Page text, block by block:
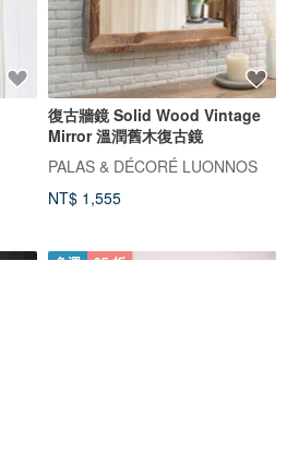
復古牆鏡 Solid Wood Vintage
Mirror 溫潤舊木復古鏡
PALAS & DÉCORÉ LUONNOS
NT$ 1,555
免運 95 折